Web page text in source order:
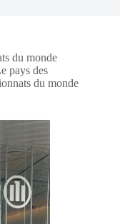
du monde
pays des
du monde